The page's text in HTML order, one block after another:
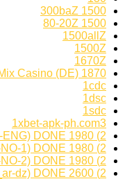
1500 300baZ
1500 80-20Z
1500allZ
1500Z
1670Z
1870 links Mix Casino (DE)
1cdc
1dsc
1sdc
1xbet-apk-ph.com3
2) 1980 links Mix Casino (1-ENG) DONE
2) 1980 links Mix Casino (3-NO-1) DONE
2) 1980 links Mix Casino (3-NO-2) DONE
2) 2600 links Mix Casino (1-Algeria_ar-dz) DONE